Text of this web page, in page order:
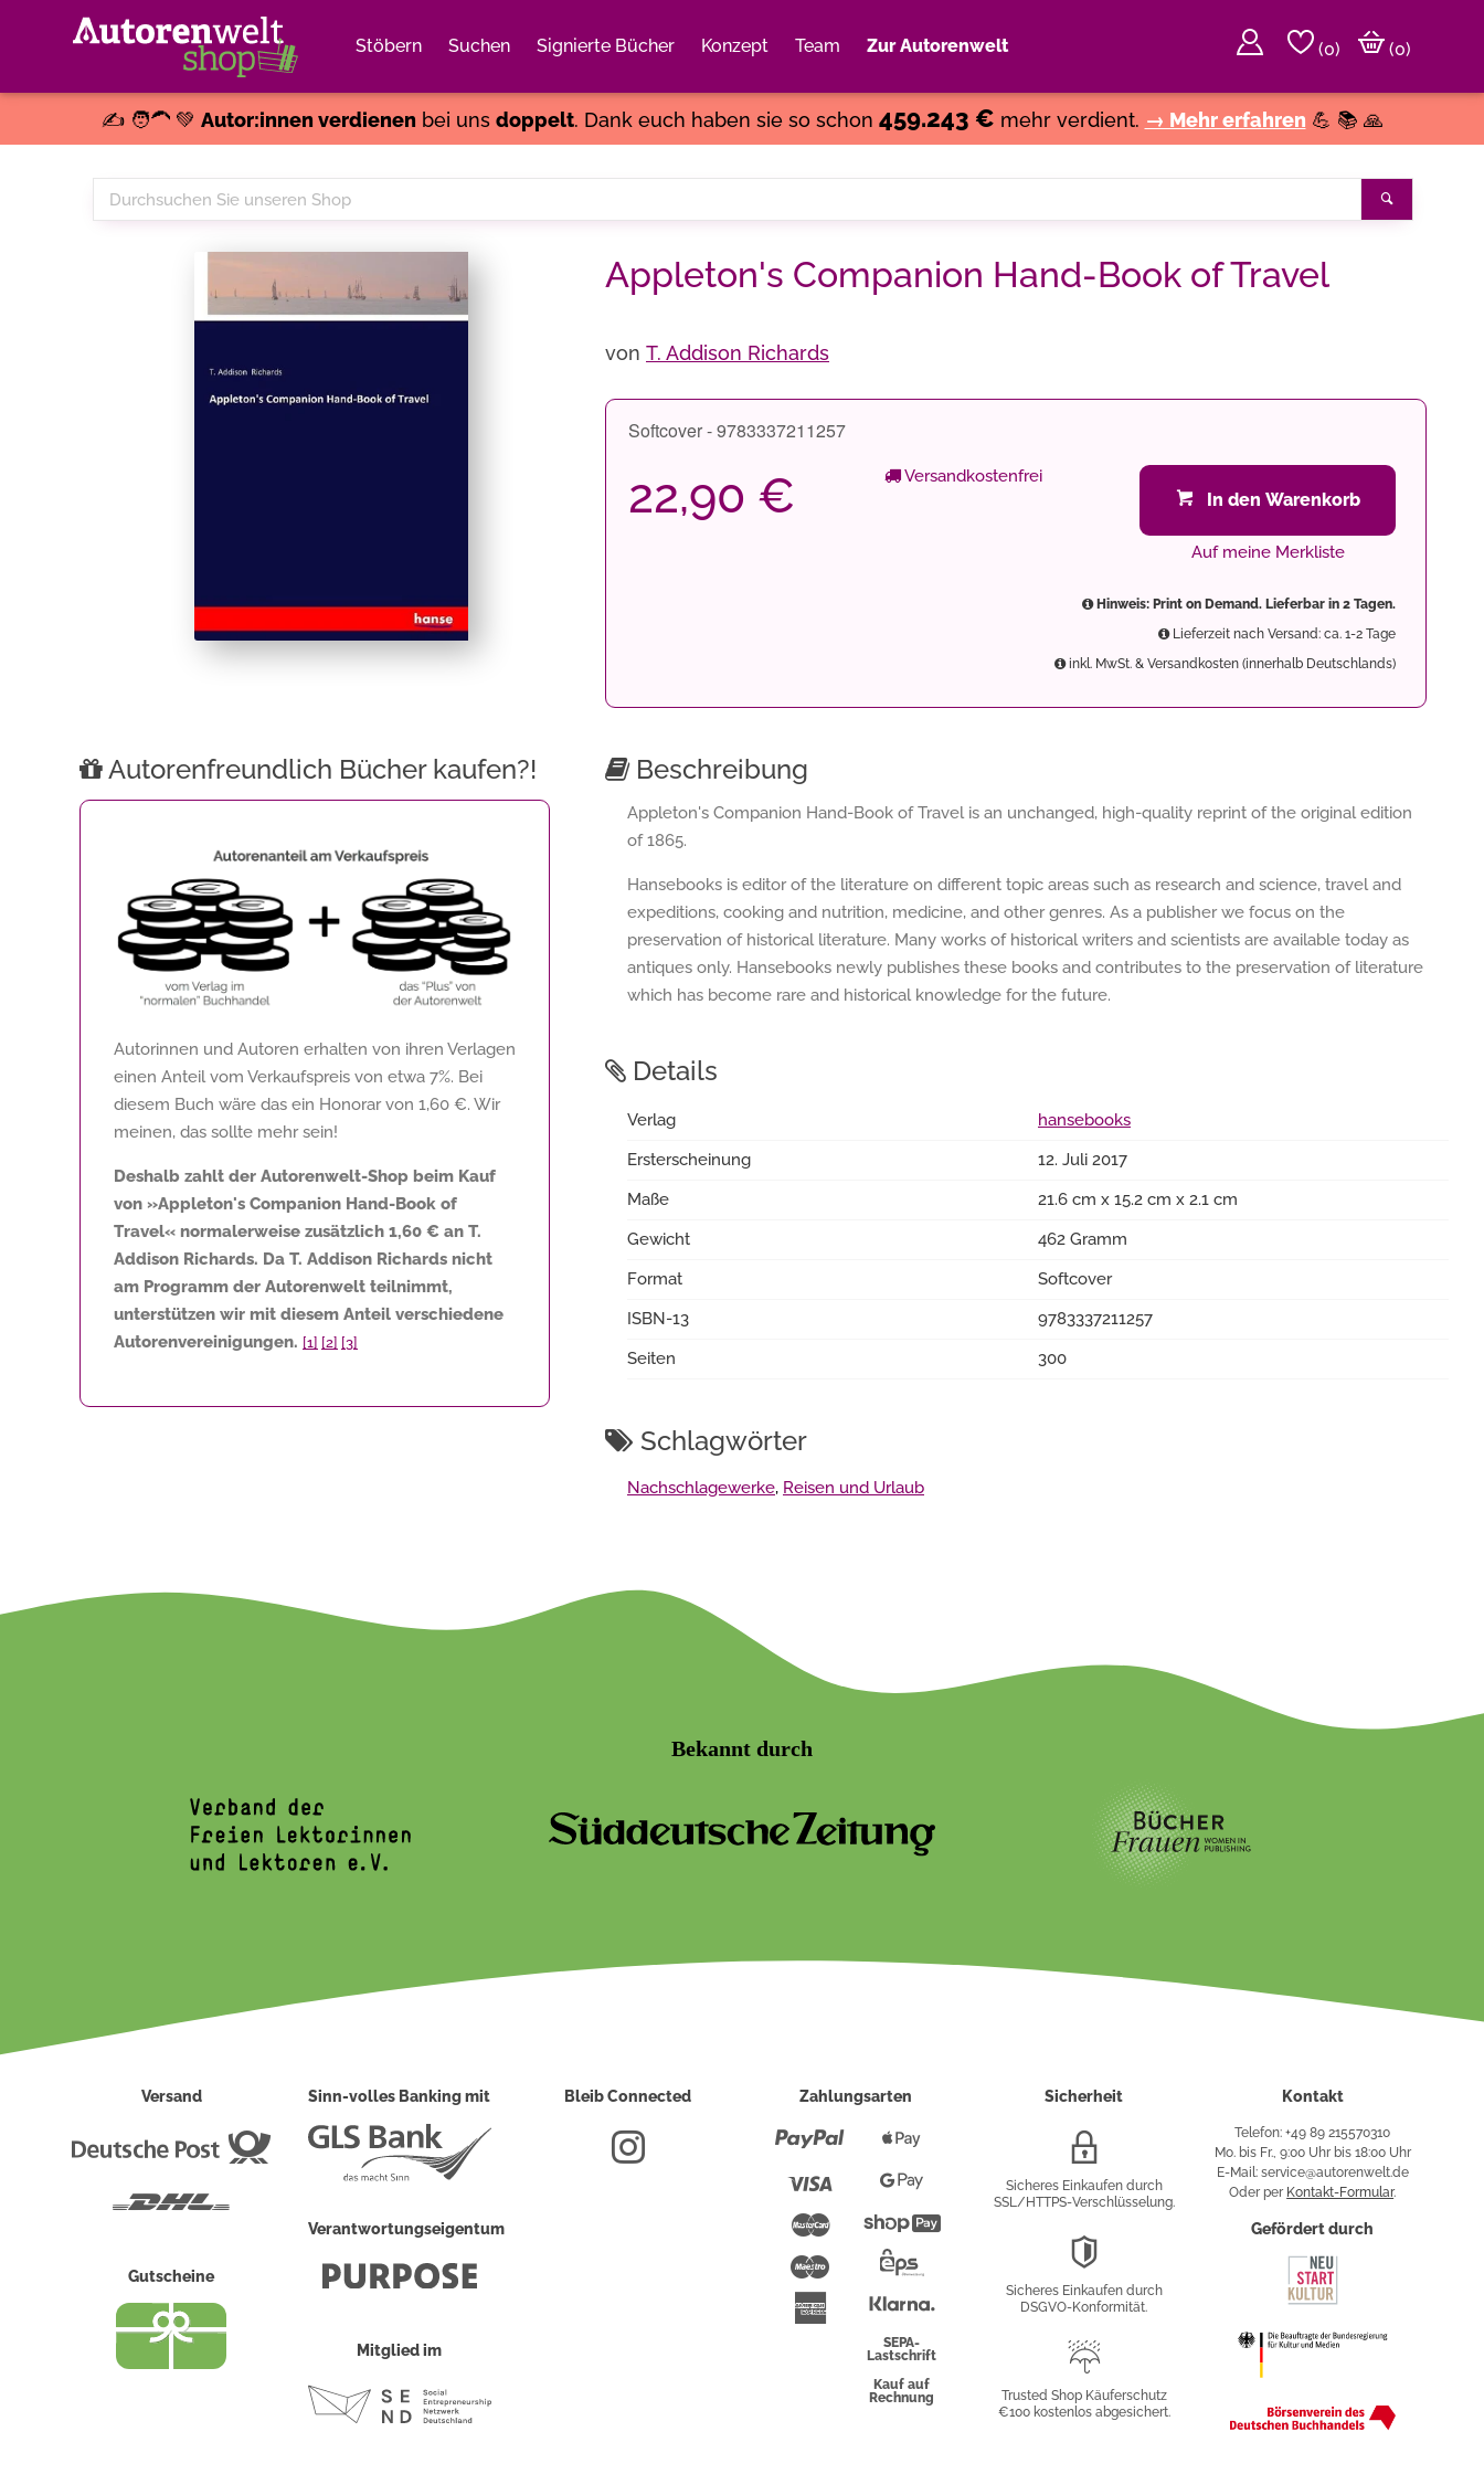
Stöbern Suchen Signierte Bücher Konzept Team Zur Autorenwelt (0)
(0)
✍️ 🧑‍🦱 💚 Autor:innen verdienenbei uns doppelt. Dank euch haben sie so schon 459.243 € mehr verdient. → Mehr erfahren 💪 📚 🙏
Durchsuchen
Sie
Appleton's Companion Hand-Book of Travel
von T. Addison Richards
Softcover - 9783337211257
22,90 € Versandkostenfrei
In den Warenkorb
Auf meine Merkliste
Hinweis: Print on Demand. Lieferbar in 2 Tagen.
Lieferzeit nach Versand: ca. 1-2 Tage
inkl. MwSt. & Versandkosten (innerhalb Deutschlands)
Autorenfreundlich Bücher kaufen?!
Autorinnen und Autoren erhalten von ihren Verlagen
einen Anteil vom Verkaufspreis von etwa 7%. Bei
diesem Buch wäre das ein Honorar von 1,60 €. Wir
meinen, das sollte mehr sein!
Deshalb zahlt der Autorenwelt-Shop beim Kauf
von »Appleton's Companion Hand-Book of
Travel« normalerweise zusätzlich 1,60 € an T.
Addison Richards. Da T. Addison Richards nicht
am Programm der Autorenwelt teilnimmt,
unterstützen wir mit diesem Anteil verschiedene
Autorenvereinigungen. [1] [2] [3]
Beschreibung
Appleton's Companion Hand-Book of Travel is an unchanged, high-quality reprint of the original edition
of 1865.
Hansebooks is editor of the literature on different topic areas such as research and science, travel and
expeditions, cooking and nutrition, medicine, and other genres. As a publisher we focus on the
preservation of historical literature. Many works of historical writers and scientists are available today as
antiques only. Hansebooks newly publishes these books and contributes to the preservation of literature
which has become rare and historical knowledge for the future.
Details
Verlag
hansebooks
Ersterscheinung
12. Juli 2017
Maße
21.6 cm x 15.2 cm x 2.1 cm
Gewicht
462 Gramm
Format
Softcover
ISBN-13
9783337211257
Seiten
300
Schlagwörter
Nachschlagewerke, Reisen und Urlaub
Bekannt durch
Versand
Deutsche
Gutscheine
Sinn-volles Banking mit
Verantwortungseigentum
Mitglied im
Bleib Connected Zahlungsarten
Paypal
Mastercard
Maestro
American
Express
Pay
PayShopify
Überweisung
SEPA-
Lastschrift
Kauf auf
Rechnung
Sicherheit
Verschlüsselung
Sicheres Einkaufen durch
SSL/HTTPS-Verschlüsselung.
Sicheres Einkaufen durch
DSGVO-Konformität.
Käuferschutz
Trusted Shop Käuferschutz
€100 kostenlos abgesichert.
Kontakt
Telefon: +49 89 215570310
Mo. bis Fr., 9:00 Uhr bis 18:00 Uhr
E-Mail: service@autorenwelt.de
Oder per Kontakt-Formular.
Gefördert durch